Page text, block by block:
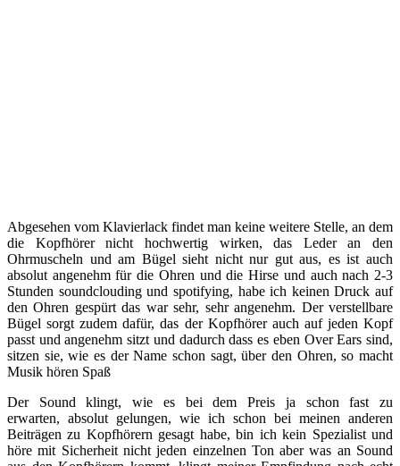
Abgesehen vom Klavierlack findet man keine weitere Stelle, an dem
die Kopfhörer nicht hochwertig wirken, das Leder an den
Ohrmuscheln und am Bügel sieht nicht nur gut aus, es ist auch
absolut angenehm für die Ohren und die Hirse und auch nach 2-3
Stunden soundclouding und spotifying, habe ich keinen Druck auf
den Ohren gespürt das war sehr, sehr angenehm. Der verstellbare
Bügel sorgt zudem dafür, das der Kopfhörer auch auf jeden Kopf
passt und angenehm sitzt und dadurch dass es eben Over Ears sind,
sitzen sie, wie es der Name schon sagt, über den Ohren, so macht
Musik hören Spaß
Der Sound klingt, wie es bei dem Preis ja schon fast zu
erwarten, absolut gelungen, wie ich schon bei meinen anderen
Beiträgen zu Kopfhörern gesagt habe, bin ich kein Spezialist und
höre mit Sicherheit nicht jeden einzelnen Ton aber was an Sound